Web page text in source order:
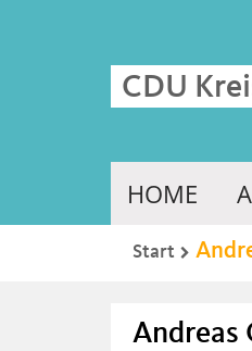
HOME
CDU
Start
Andreas